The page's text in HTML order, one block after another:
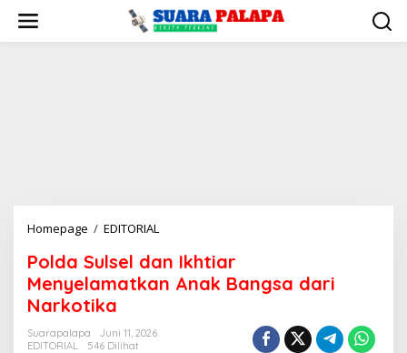
konten
Homepage / EDITORIAL
dan
Ikhtiar
Polda Sulsel dan Ikhtiar
Menyelamatkan Anak Bangsa dari
Narkotika
Suarapalapa
Juni 11, 2026
EDITORIAL
546 Dilihat